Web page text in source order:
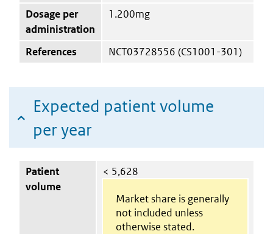
Dosage per
administration
1.200mg
References NCT03728556 (CS1001-301)
Expected patient volume
per year
Patient
volume
< 5,628
Market share is generally
not included unless
otherwise stated.